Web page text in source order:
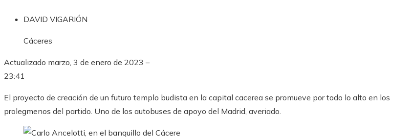
DAVID VIGARIÓN
Cáceres
Actualizado marzo, 3 de enero de 2023 –
23:41
El proyecto de creación de un futuro templo budista en la capital cacerea se promueve por todo lo alto en los
prolegmenos del partido. Uno de los autobuses de apoyo del Madrid, averiado.